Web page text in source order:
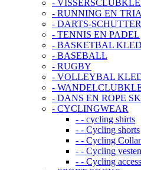
-
- RUNNING EN
- DARTS-
- TENNIS EN PADEL
- BASKETBAL
- BASEBALL
- RUGBY
- VOLLEYBAL
-
- DANS EN ROPE
- CYCLINGWEAR
- - cycling shirts
- - Cycling shorts
- - Cycling
- - Cycling vesten
- - Cycling